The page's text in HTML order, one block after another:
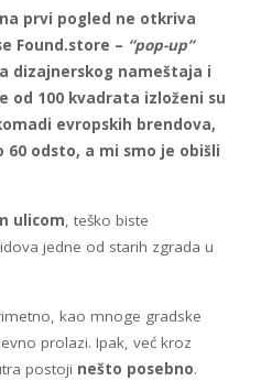
prvi pogled ne otkriva
Found.store – “pop-up”
dizajnerskog nameštaja i
od 100 kvadrata izloženi su
evropskih brendova,
60 odsto, a mi smo je obišli
ulicom, teško biste
jedne od starih zgrada u
kao mnoge gradske
prolazi. Ipak, već kroz
postoji nešto posebno.